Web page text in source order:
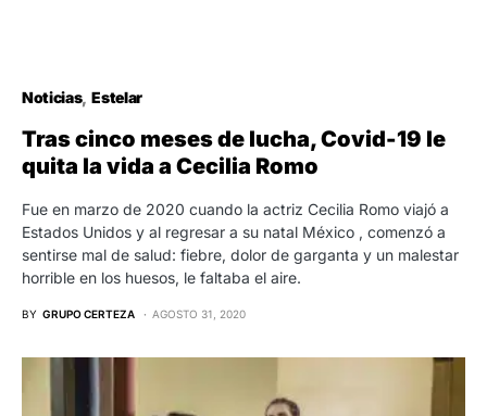
Noticias Estelar
Tras cinco meses de lucha, Covid-19 le
quita la vida a Cecilia Romo
Fue en marzo de 2020 cuando la actriz Cecilia Romo viajó a
Estados Unidos y al regresar a su natal México , comenzó a
sentirse mal de salud: fiebre, dolor de garganta y un malestar
horrible en los huesos, le faltaba el aire.
BY GRUPO CERTEZA AGOSTO 31, 2020